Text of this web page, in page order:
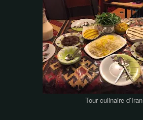
Tour culinaire d’Iran